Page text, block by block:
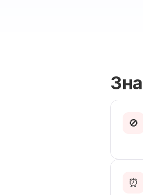
🚫
⏰